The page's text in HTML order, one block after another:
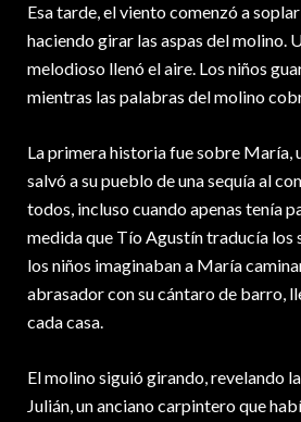
Esa tarde, el viento comenzó a
haciendo girar las aspas del molino.
melodioso llenó el aire. Los niños
mientras las palabras del molino
La primera historia fue sobre María,
salvó a su pueblo de una sequía al
todos, incluso cuando apenas tenía
medida que Tío Agustín traducía los
los niños imaginaban a María
abrasador con su cántaro de barro,
cada casa.
El molino siguió girando, revelando
Julián, un anciano carpintero que